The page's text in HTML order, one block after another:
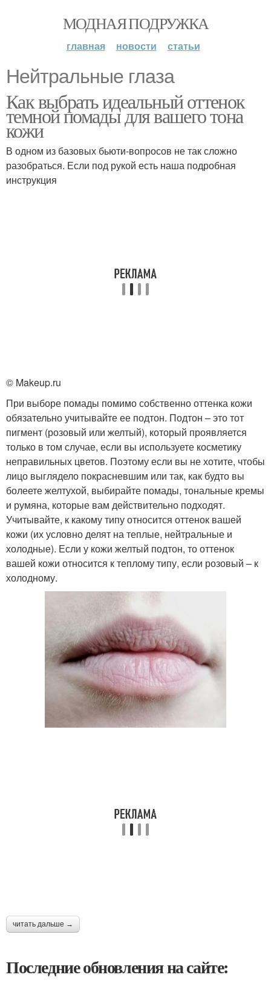
МОДНАЯ ПОДРУЖКА
главная новости статьи
Нейтральные глаза
Как выбрать идеальный оттенок
темной помады для вашего тона
кожи
В одном из базовых бьюти-вопросов не так сложно
разобраться. Если под рукой есть наша подробная
инструкция
© Makeup.ru
При выборе помады помимо собственно оттенка кожи
обязательно учитывайте ее подтон. Подтон – это тот
пигмент (розовый или желтый), который проявляется
только в том случае, если вы используете косметику
неправильных цветов. Поэтому если вы не хотите, чтобы
лицо выглядело покрасневшим или так, как будто вы
болеете желтухой, выбирайте помады, тональные кремы
и румяна, которые вам действительно подходят.
Учитывайте, к какому типу относится оттенок вашей
кожи (их условно делят на теплые, нейтральные и
холодные). Если у кожи желтый подтон, то оттенок
вашей кожи относится к теплому типу, если розовый – к
холодному.
читать дальше →
Последние обновления на сайте: